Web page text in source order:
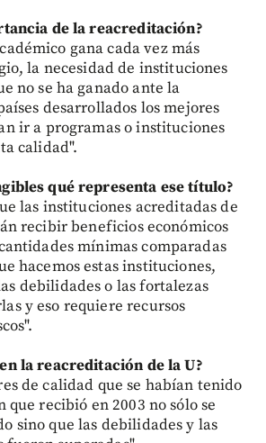
de la reacreditación?
gana cada vez más
la necesidad de instituciones
no se ha ganado ante la
desarrollados los mejores
ir a programas o instituciones
calidad".
qué representa ese título?
las instituciones acreditadas de
recibir beneficios económicos
mínimas comparadas
hacemos estas instituciones,
debilidades o las fortalezas
y eso requiere recursos
la reacreditación de la U?
de calidad que se habían tenido
recibió en 2003 no sólo se
sino que las debilidades y las